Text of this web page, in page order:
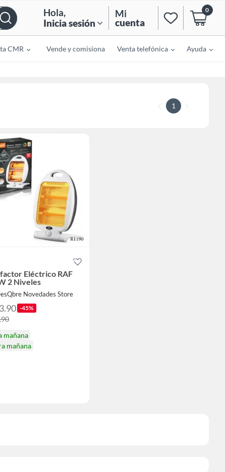
Hola,
Inicia sesión
Mi
cuenta
0
CMR Vende y comisiona Venta telefónica Ayuda
1
Eléctrico RAF
2 Niveles
Novedades Store
-45%
mañana
mañana